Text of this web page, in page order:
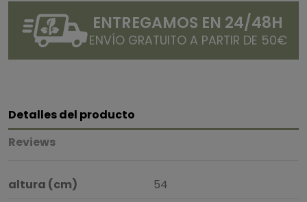
ENTREGAMOS EN 24/48H
ENVÍO GRATUITO A PARTIR DE 50€
Detalles del producto
Reviews
altura (cm)
54